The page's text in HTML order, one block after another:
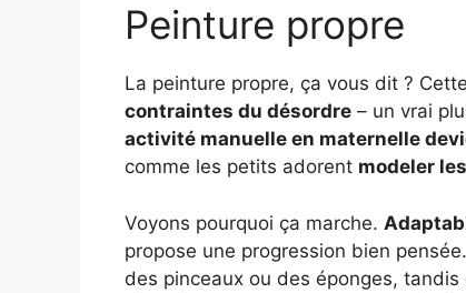
Peinture propre
La peinture propre, ça vous dit ?
contraintes du désordre – un vrai
activité manuelle en maternelle
comme les petits adorent modeler
Voyons pourquoi ça marche.
propose une progression bien
des pinceaux ou des éponges, tandis